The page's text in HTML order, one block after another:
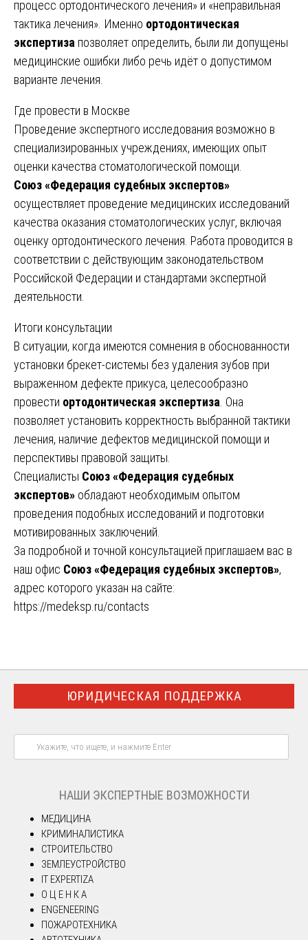
процесс ортодонтического лечения» и «неправильная
тактика лечения». Именно ортодонтическая
экспертиза позволяет определить, были ли допущены
медицинские ошибки либо речь идёт о допустимом
варианте лечения.
Где провести в Москве
Проведение экспертного исследования возможно в
специализированных учреждениях, имеющих опыт
оценки качества стоматологической помощи.
Союз «Федерация судебных экспертов»
осуществляет проведение медицинских исследований
качества оказания стоматологических услуг, включая
оценку ортодонтического лечения. Работа проводится в
соответствии с действующим законодательством
Российской Федерации и стандартами экспертной
деятельности.
Итоги консультации
В ситуации, когда имеются сомнения в обоснованности
установки брекет-системы без удаления зубов при
выраженном дефекте прикуса, целесообразно
провести ортодонтическая экспертиза . Она
позволяет установить корректность выбранной тактики
лечения, наличие дефектов медицинской помощи и
перспективы правовой защиты.
Специалисты Союз «Федерация судебных
экспертов» обладают необходимым опытом
проведения подобных исследований и подготовки
мотивированных заключений.
За подробной и точной консультацией приглашаем вас в
наш офис Союз «Федерация судебных экспертов»,
адрес которого указан на сайте:
https://medeksp.ru/contacts
ЮРИДИЧЕСКАЯ ПОДДЕРЖКА
НАШИ ЭКСПЕРТНЫЕ ВОЗМОЖНОСТИ
МЕДИЦИНА
КРИМИНАЛИСТИКА
СТРОИТЕЛЬСТВО
ЗЕМЛЕУСТРОЙСТВО
IT EXPERTIZA
О Ц Е Н К А
ENGENEERING
ПОЖАРОТЕХНИКА